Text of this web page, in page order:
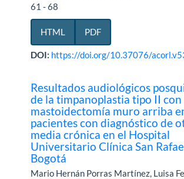
61 - 68
HTML PDF
DOI: https://doi.org/10.37076/
Resultados audiológicos
de la timpanoplastia tipo II con
mastoidectomía muro arriba
pacientes con diagnóstico de
media crónica en el Hospital
Universitario Clínica San
Bogotá
Mario Hernán Porras Martínez, Luisa